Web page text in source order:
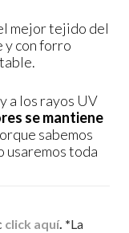
mejor tejido del
y con forro
a los rayos UV
se mantiene
sabemos
usaremos toda
click aquí. *La